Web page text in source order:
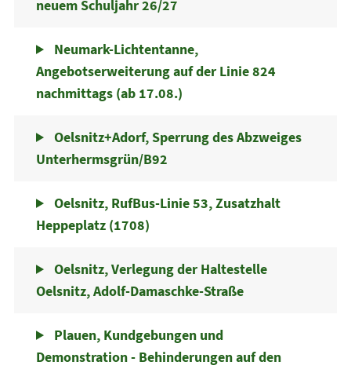
neuem Schuljahr 26/27
Neumark-Lichtentanne,
Angebotserweiterung auf der Linie 824
nachmittags (ab 17.08.)
Oelsnitz+Adorf, Sperrung des Abzweiges
Unterhermsgrün/B92
Oelsnitz, RufBus-Linie 53, Zusatzhalt
Heppeplatz (1708)
Oelsnitz, Verlegung der Haltestelle
Oelsnitz, Adolf-Damaschke-Straße
Plauen, Kundgebungen und
Demonstration - Behinderungen auf den